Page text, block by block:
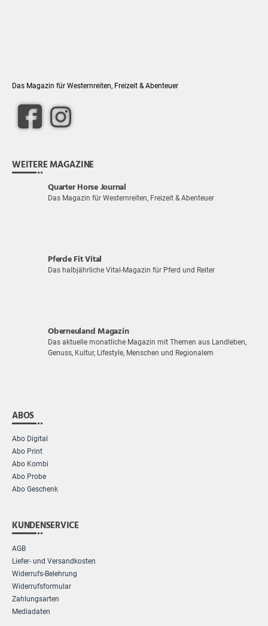
Das Magazin für Westernreiten, Freizeit & Abenteuer
WEITERE MAGAZINE
Quarter Horse Journal
Das Magazin für Westernreiten, Freizeit & Abenteuer
Pferde Fit Vital
Das halbjährliche Vital-Magazin für Pferd und Reiter
Oberneuland Magazin
Das aktuelle monatliche Magazin mit Themen aus Landleben,
Genuss, Kultur, Lifestyle, Menschen und Regionalem
ABOS
Abo Digital
Abo Print
Abo Kombi
Abo Probe
Abo Geschenk
KUNDENSERVICE
AGB
Liefer- und Versandkosten
Widerrufs-Belehrung
Widerrufsformular
Zahlungsarten
Mediadaten